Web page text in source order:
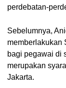
perdebatan-
Sebelumnya,
memberlakukan
bagi pegawai di
merupakan
Jakarta.